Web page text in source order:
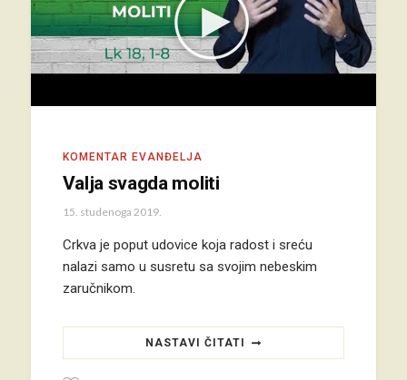
KOMENTAR EVANĐELJA
Valja svagda moliti
15. studenoga 2019.
Crkva je poput udovice koja radost i sreću
nalazi samo u susretu sa svojim nebeskim
zaručnikom.
NASTAVI ČITATI